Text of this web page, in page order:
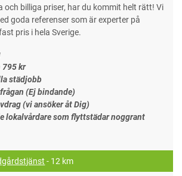
och billiga priser, har du kommit helt rätt! Vi
goda referenser som är experter på
pris i hela Sverige.
795 kr
städjobb
(Ej bindande)
(vi ansöker åt Dig)
lokalvårdare som flyttstädar noggrant
- 12 km